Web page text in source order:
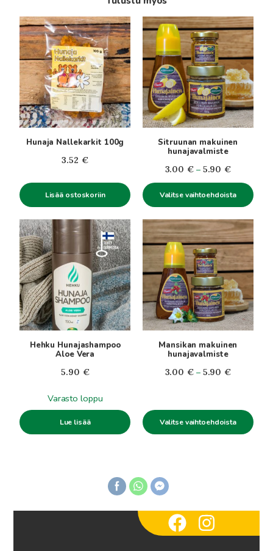
Hunaja Nallekarkit 100g
3.52 €
Lisää ostoskoriin
Sitruunan makuinen
hunajavalmiste
3.00 € – 5.90 €
3.00€
-
5.90€
Valitse vaihtoehdoista
Tällä
tuotteella
on
useampi
muunnelma.
Voit
tehdä
valinnat
sivulla.
Hehku Hunajashampoo
Aloe Vera
5.90 €
Varasto loppu
Lue lisää
Mansikan makuinen
hunajavalmiste
3.00 € – 5.90 €
5.90€
Valitse vaihtoehdoista
Tällä
tuotteella
on
useampi
muunnelma.
Voit
tehdä
valinnat
sivulla.